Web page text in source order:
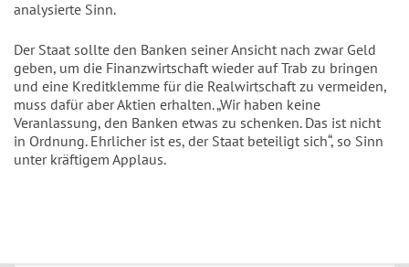
analysierte Sinn.
Der Staat sollte den Banken seiner Ansicht nach zwar Geld
geben, um die Finanzwirtschaft wieder auf Trab zu bringen
und eine Kreditklemme für die Realwirtschaft zu vermeiden,
muss dafür aber Aktien erhalten. „Wir haben keine
Veranlassung, den Banken etwas zu schenken. Das ist nicht
in Ordnung. Ehrlicher ist es, der Staat beteiligt sich“, so Sinn
unter kräftigem Applaus.